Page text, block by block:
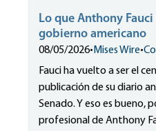
Lo que Anthony
gobierno americano
08/05/2026• Mises Wire•
Fauci ha vuelto a ser el
publicación de su diario
Senado. Y eso es bueno,
profesional de Anthony